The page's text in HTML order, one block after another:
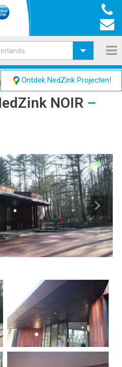
NOIR –
Ontdek NedZink Projecten!